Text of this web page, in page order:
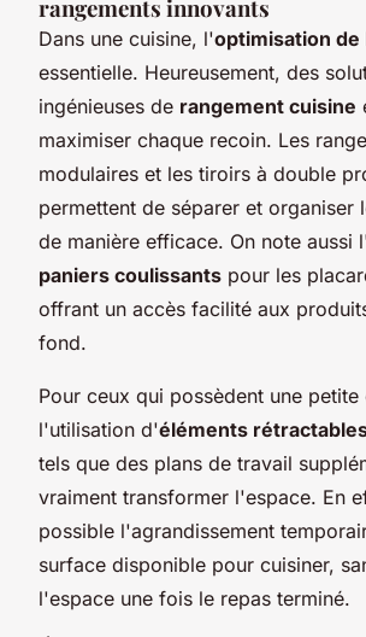
rangements innovants
Dans une cuisine, l'optimisation de
essentielle. Heureusement, des
ingénieuses de rangement cuisine
maximiser chaque recoin. Les
modulaires et les tiroirs à double
permettent de séparer et organiser
de manière efficace. On note aussi
paniers coulissants pour les
offrant un accès facilité aux
fond.
Pour ceux qui possèdent une petite
l'utilisation d'éléments
tels que des plans de travail
vraiment transformer l'espace. En
possible l'agrandissement
surface disponible pour cuisiner,
l'espace une fois le repas terminé.